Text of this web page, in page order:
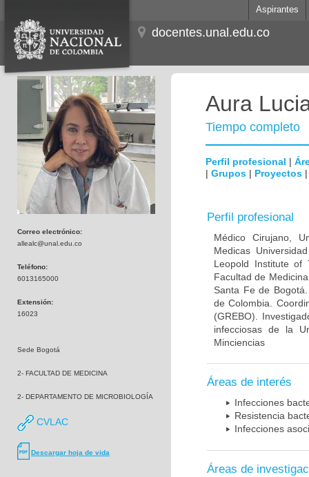
Aspirantes
docentes.unal.edu.co
Correo electrónico:
allealc@unal.edu.co
Teléfono:
6013165000
Extensión:
16023
Sede Bogotá
2- FACULTAD DE MEDICINA
2- DEPARTAMENTO DE MICROBIOLOGÍA
CVLAC
Descargar hoja de vida
Aura
Tiempo completo
Perfil profesional |
| Grupos | Proyectos
Perfil profesional
Médico Cirujano,
Medicas
Leopold Institute of
Facultad de
Santa Fe de
de Colombia.
(GREBO).
infecciosas de la
Minciencias
Áreas de interés
Infecciones
Resistencia
Infecciones
Áreas de